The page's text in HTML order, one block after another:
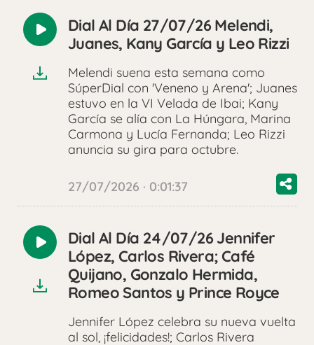
Reproducir
audio
Dial Al Día 27/07/26 Melendi,
Juanes, Kany García y Leo Rizzi
Melendi suena esta semana como
SúperDial con 'Veneno y Arena'; Juanes
estuvo en la VI Velada de Ibai; Kany
García se alía con La Húngara, Marina
Carmona y Lucía Fernanda; Leo Rizzi
anuncia su gira para octubre.
27/07/2026 · 0:01:37
Reproducir
audio
Dial Al Día 24/07/26 Jennifer
López, Carlos Rivera; Café
Quijano, Gonzalo Hermida,
Romeo Santos y Prince Royce
Jennifer López celebra su nueva vuelta
al sol, ¡felicidades!; Carlos Rivera